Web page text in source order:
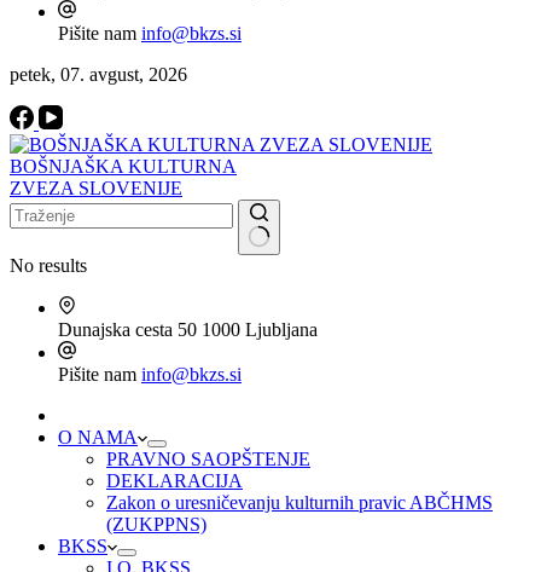
Pišite nam info@bkzs.si
petek, 07. avgust, 2026
BOŠNJAŠKA KULTURNA
ZVEZA SLOVENIJE
No results
Dunajska cesta 50 1000 Ljubljana
Pišite nam info@bkzs.si
O NAMA
PRAVNO SAOPŠTENJE
DEKLARACIJA
Zakon o uresničevanju kulturnih pravic ABČHMS
(ZUKPPNS)
BKSS
I.O. BKSS